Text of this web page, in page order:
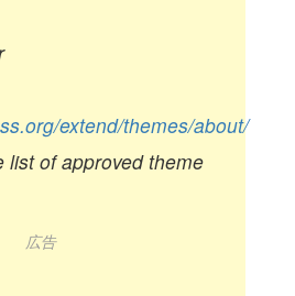
extend/themes/about/
list of approved theme
広告